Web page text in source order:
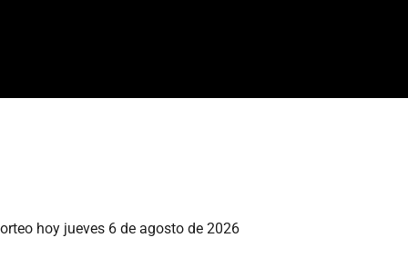
hoy jueves 6 de agosto de 2026